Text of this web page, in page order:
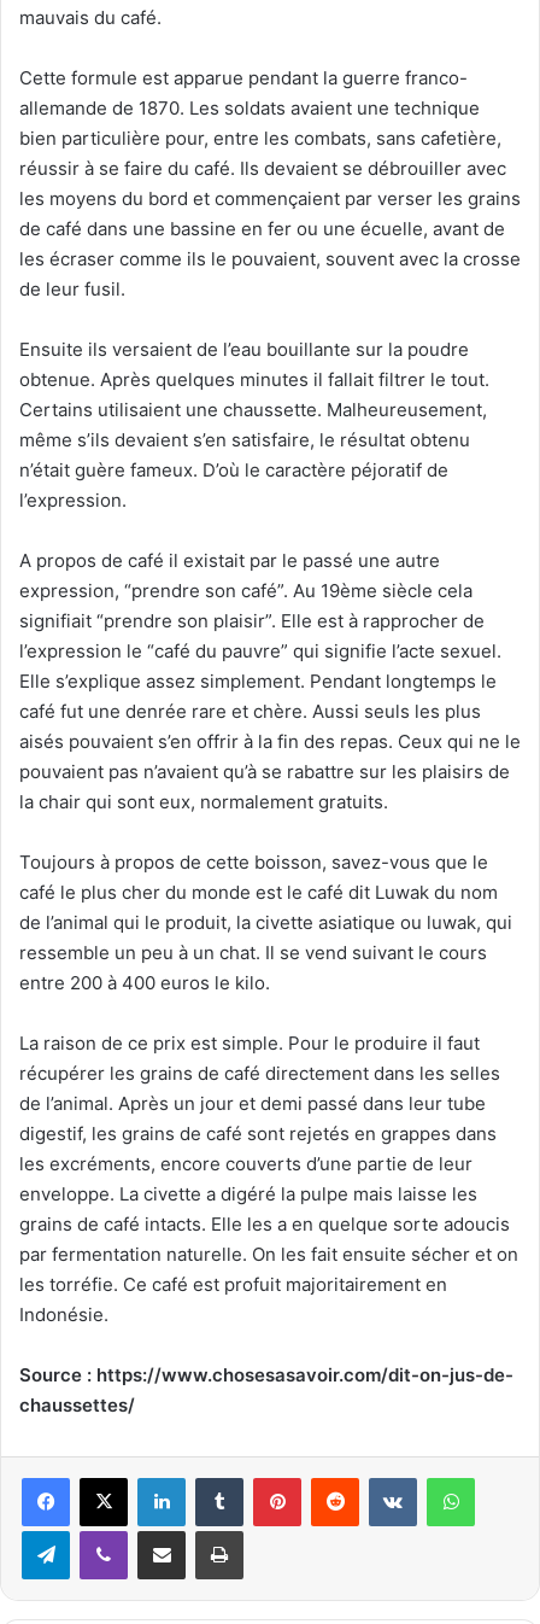
mauvais du café.
Cette formule est apparue pendant la guerre franco-
allemande de 1870. Les soldats avaient une technique
bien particulière pour, entre les combats, sans cafetière,
réussir à se faire du café. Ils devaient se débrouiller avec
les moyens du bord et commençaient par verser les grains
de café dans une bassine en fer ou une écuelle, avant de
les écraser comme ils le pouvaient, souvent avec la crosse
de leur fusil.
Ensuite ils versaient de l’eau bouillante sur la poudre
obtenue. Après quelques minutes il fallait filtrer le tout.
Certains utilisaient une chaussette. Malheureusement,
même s’ils devaient s’en satisfaire, le résultat obtenu
n’était guère fameux. D’où le caractère péjoratif de
l’expression.
A propos de café il existait par le passé une autre
expression, “prendre son café”. Au 19ème siècle cela
signifiait “prendre son plaisir”. Elle est à rapprocher de
l’expression le “café du pauvre” qui signifie l’acte sexuel.
Elle s’explique assez simplement. Pendant longtemps le
café fut une denrée rare et chère. Aussi seuls les plus
aisés pouvaient s’en offrir à la fin des repas. Ceux qui ne le
pouvaient pas n’avaient qu’à se rabattre sur les plaisirs de
la chair qui sont eux, normalement gratuits.
Toujours à propos de cette boisson, savez-vous que le
café le plus cher du monde est le café dit Luwak du nom
de l’animal qui le produit, la civette asiatique ou luwak, qui
ressemble un peu à un chat. Il se vend suivant le cours
entre 200 à 400 euros le kilo.
La raison de ce prix est simple. Pour le produire il faut
récupérer les grains de café directement dans les selles
de l’animal. Après un jour et demi passé dans leur tube
digestif, les grains de café sont rejetés en grappes dans
les excréments, encore couverts d’une partie de leur
enveloppe. La civette a digéré la pulpe mais laisse les
grains de café intacts. Elle les a en quelque sorte adoucis
par fermentation naturelle. On les fait ensuite sécher et on
les torréfie. Ce café est profuit majoritairement en
Indonésie.
Source : https://www.chosesasavoir.com/dit-on-jus-de-
chaussettes/
Telegram